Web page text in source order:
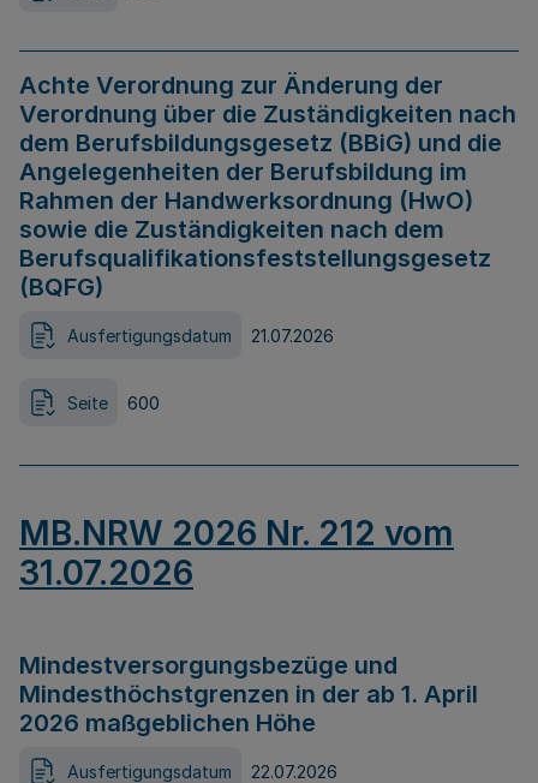
Achte Verordnung zur Änderung der
Verordnung über die Zuständigkeiten nach
dem Berufsbildungsgesetz (BBiG) und die
Angelegenheiten der Berufsbildung im
Rahmen der Handwerksordnung (HwO)
sowie die Zuständigkeiten nach dem
Berufsqualifikationsfeststellungsgesetz
(BQFG)
Ausfertigungsdatum 21.07.2026
Seite 600
MB.NRW 2026 Nr. 212 vom
31.07.2026
Mindestversorgungsbezüge und
Mindesthöchstgrenzen in der ab 1. April
2026 maßgeblichen Höhe
Ausfertigungsdatum 22.07.2026